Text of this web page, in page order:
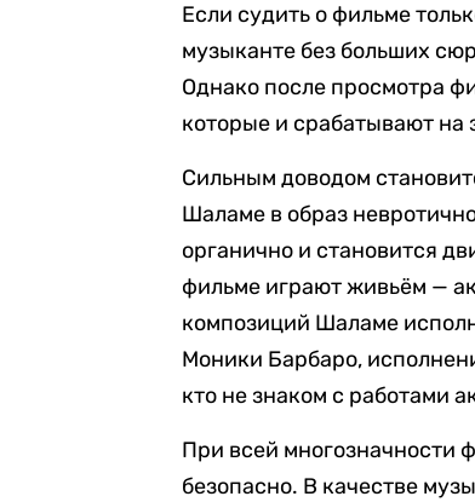
Если судить о фильме
музыканте без больших
Однако после просмотра
которые и срабатывают на
Сильным доводом
Шаламе в образ
органично и становится
фильме играют живьём —
композиций Шаламе
Моники Барбаро,
кто не знаком с работами
При всей многозначности
безопасно. В качестве